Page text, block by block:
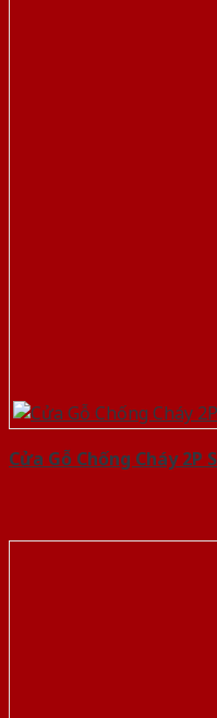
Cửa Gỗ Chống Cháy 2P